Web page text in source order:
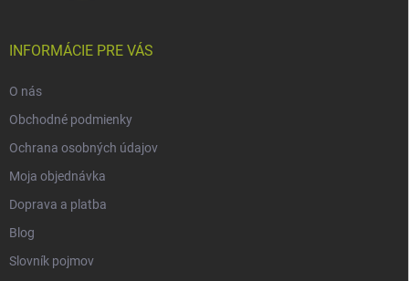
INFORMÁCIE PRE VÁS
O nás
Obchodné podmienky
Ochrana osobných údajov
Moja objednávka
Doprava a platba
Blog
Slovník pojmov